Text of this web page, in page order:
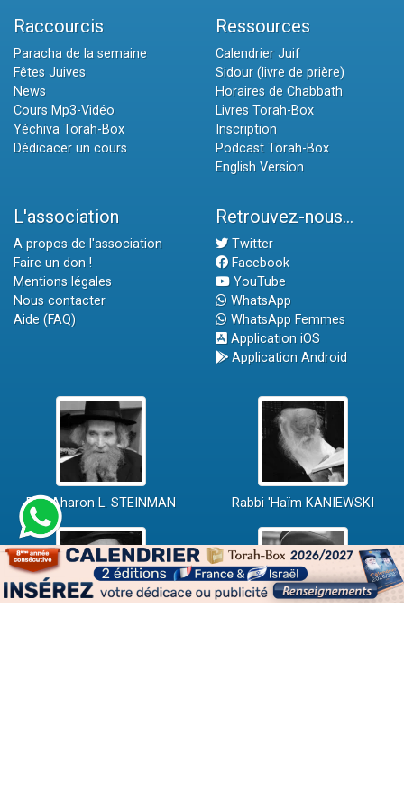
Raccourcis
Paracha de la semaine
Fêtes Juives
News
Cours Mp3-Vidéo
Yéchiva Torah-Box
Dédicacer un cours
Ressources
Calendrier Juif
Sidour (livre de prière)
Horaires de Chabbath
Livres Torah-Box
Inscription
Podcast Torah-Box
English Version
L'association
A propos de l'association
Faire un don !
Mentions légales
Nous contacter
Aide (FAQ)
Retrouvez-nous...
Twitter
Facebook
YouTube
WhatsApp
WhatsApp Femmes
Application iOS
Application Android
Rav Aharon L. STEINMAN Rabbi 'Haïm KANIEWSKI